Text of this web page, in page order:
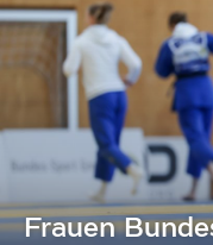
Frauen